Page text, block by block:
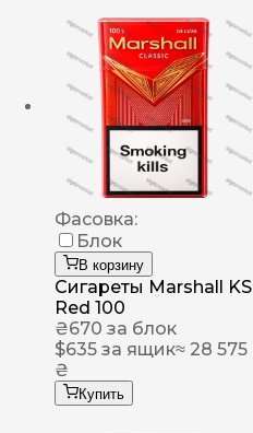
Фасовка:
Блок
В корзину
Сигареты Marshall KS
Red 100
₴670 за блок
$635 за ящик≈ 28 575
₴
Купить